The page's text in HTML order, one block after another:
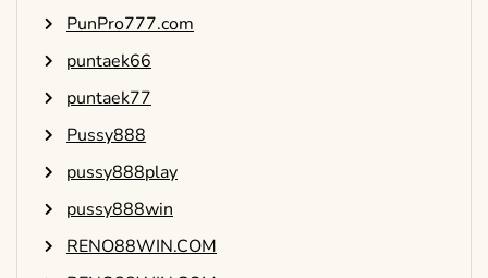
PunPro777.com
puntaek66
puntaek77
Pussy888
pussy888play
pussy888win
RENO88WIN.COM